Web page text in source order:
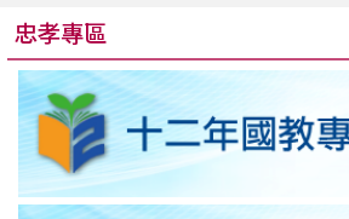
忠孝專區